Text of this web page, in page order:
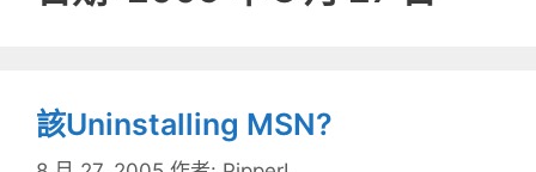
該Uninstalling MSN?